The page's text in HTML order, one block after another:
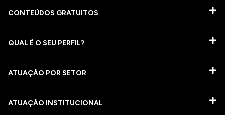
CONTEÚDOS GRATUITOS
QUAL É O SEU PERFIL?
ATUAÇÃO POR SETOR
ATUAÇÃO INSTITUCIONAL